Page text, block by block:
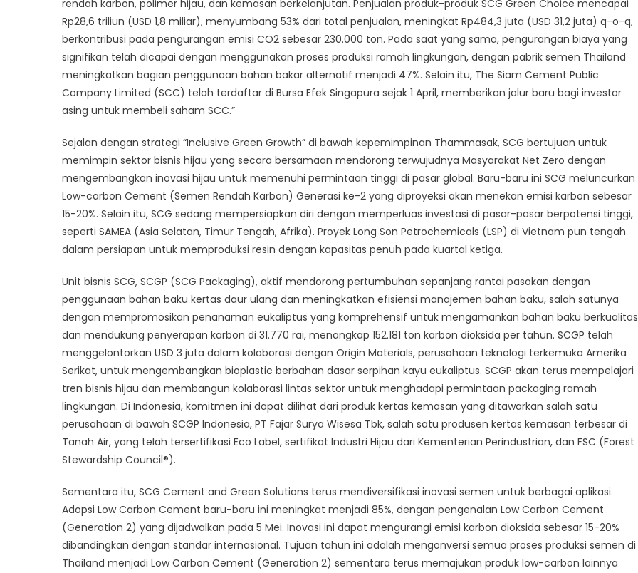
Tinggi
rendah karbon, polimer hijau, dan kemasan berkelanjutan. Penjualan produk-produk SCG Green Choice mencapai
Rp28,6 triliun (USD 1,8 miliar), menyumbang 53% dari total penjualan, meningkat Rp484,3 juta (USD 31,2 juta) q-o-q,
berkontribusi pada pengurangan emisi CO2 sebesar 230.000 ton. Pada saat yang sama, pengurangan biaya yang
signifikan telah dicapai dengan menggunakan proses produksi ramah lingkungan, dengan pabrik semen Thailand
meningkatkan bagian penggunaan bahan bakar alternatif menjadi 47%. Selain itu, The Siam Cement Public
Company Limited (SCC) telah terdaftar di Bursa Efek Singapura sejak 1 April, memberikan jalur baru bagi investor
asing untuk membeli saham SCC.”
Sejalan dengan strategi “Inclusive Green Growth” di bawah kepemimpinan Thammasak, SCG bertujuan untuk
memimpin sektor bisnis hijau yang secara bersamaan mendorong terwujudnya Masyarakat Net Zero dengan
mengembangkan inovasi hijau untuk memenuhi permintaan tinggi di pasar global. Baru-baru ini SCG meluncurkan
Low-carbon Cement (Semen Rendah Karbon) Generasi ke-2 yang diproyeksi akan menekan emisi karbon sebesar
15-20%. Selain itu, SCG sedang mempersiapkan diri dengan memperluas investasi di pasar-pasar berpotensi tinggi,
seperti SAMEA (Asia Selatan, Timur Tengah, Afrika). Proyek Long Son Petrochemicals (LSP) di Vietnam pun tengah
dalam persiapan untuk memproduksi resin dengan kapasitas penuh pada kuartal ketiga.
Unit bisnis SCG, SCGP (SCG Packaging), aktif mendorong pertumbuhan sepanjang rantai pasokan dengan
penggunaan bahan baku kertas daur ulang dan meningkatkan efisiensi manajemen bahan baku, salah satunya
dengan mempromosikan penanaman eukaliptus yang komprehensif untuk mengamankan bahan baku berkualitas
dan mendukung penyerapan karbon di 31.770 rai, menangkap 152.181 ton karbon dioksida per tahun. SCGP telah
menggelontorkan USD 3 juta dalam kolaborasi dengan Origin Materials, perusahaan teknologi terkemuka Amerika
Serikat, untuk mengembangkan bioplastic berbahan dasar serpihan kayu eukaliptus. SCGP akan terus mempelajari
tren bisnis hijau dan membangun kolaborasi lintas sektor untuk menghadapi permintaan packaging ramah
lingkungan. Di Indonesia, komitmen ini dapat dilihat dari produk kertas kemasan yang ditawarkan salah satu
perusahaan di bawah SCGP Indonesia, PT Fajar Surya Wisesa Tbk, salah satu produsen kertas kemasan terbesar di
Tanah Air, yang telah tersertifikasi Eco Label, sertifikat Industri Hijau dari Kementerian Perindustrian, dan FSC (Forest
Stewardship Council®).
Sementara itu, SCG Cement and Green Solutions terus mendiversifikasi inovasi semen untuk berbagai aplikasi.
Adopsi Low Carbon Cement baru-baru ini meningkat menjadi 85%, dengan pengenalan Low Carbon Cement
(Generation 2) yang dijadwalkan pada 5 Mei. Inovasi ini dapat mengurangi emisi karbon dioksida sebesar 15-20%
dibandingkan dengan standar internasional. Tujuan tahun ini adalah mengonversi semua proses produksi semen di
Thailand menjadi Low Carbon Cement (Generation 2) sementara terus memajukan produk low-carbon lainnya